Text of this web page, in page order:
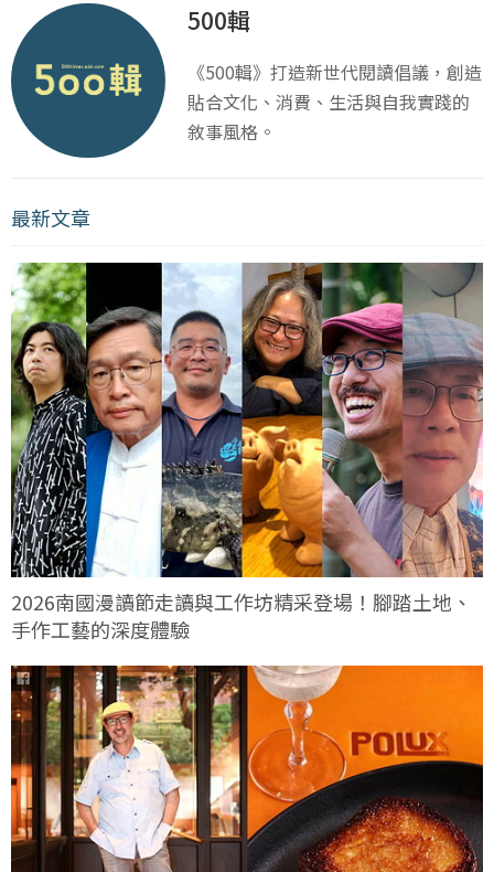
500輯
《500輯》打造新世代閱讀倡議，創造
貼合文化、消費、生活與自我實踐的
敘事風格。
最新文章
2026南國漫讀節走讀與工作坊精采登場！腳踏土地、
手作工藝的深度體驗